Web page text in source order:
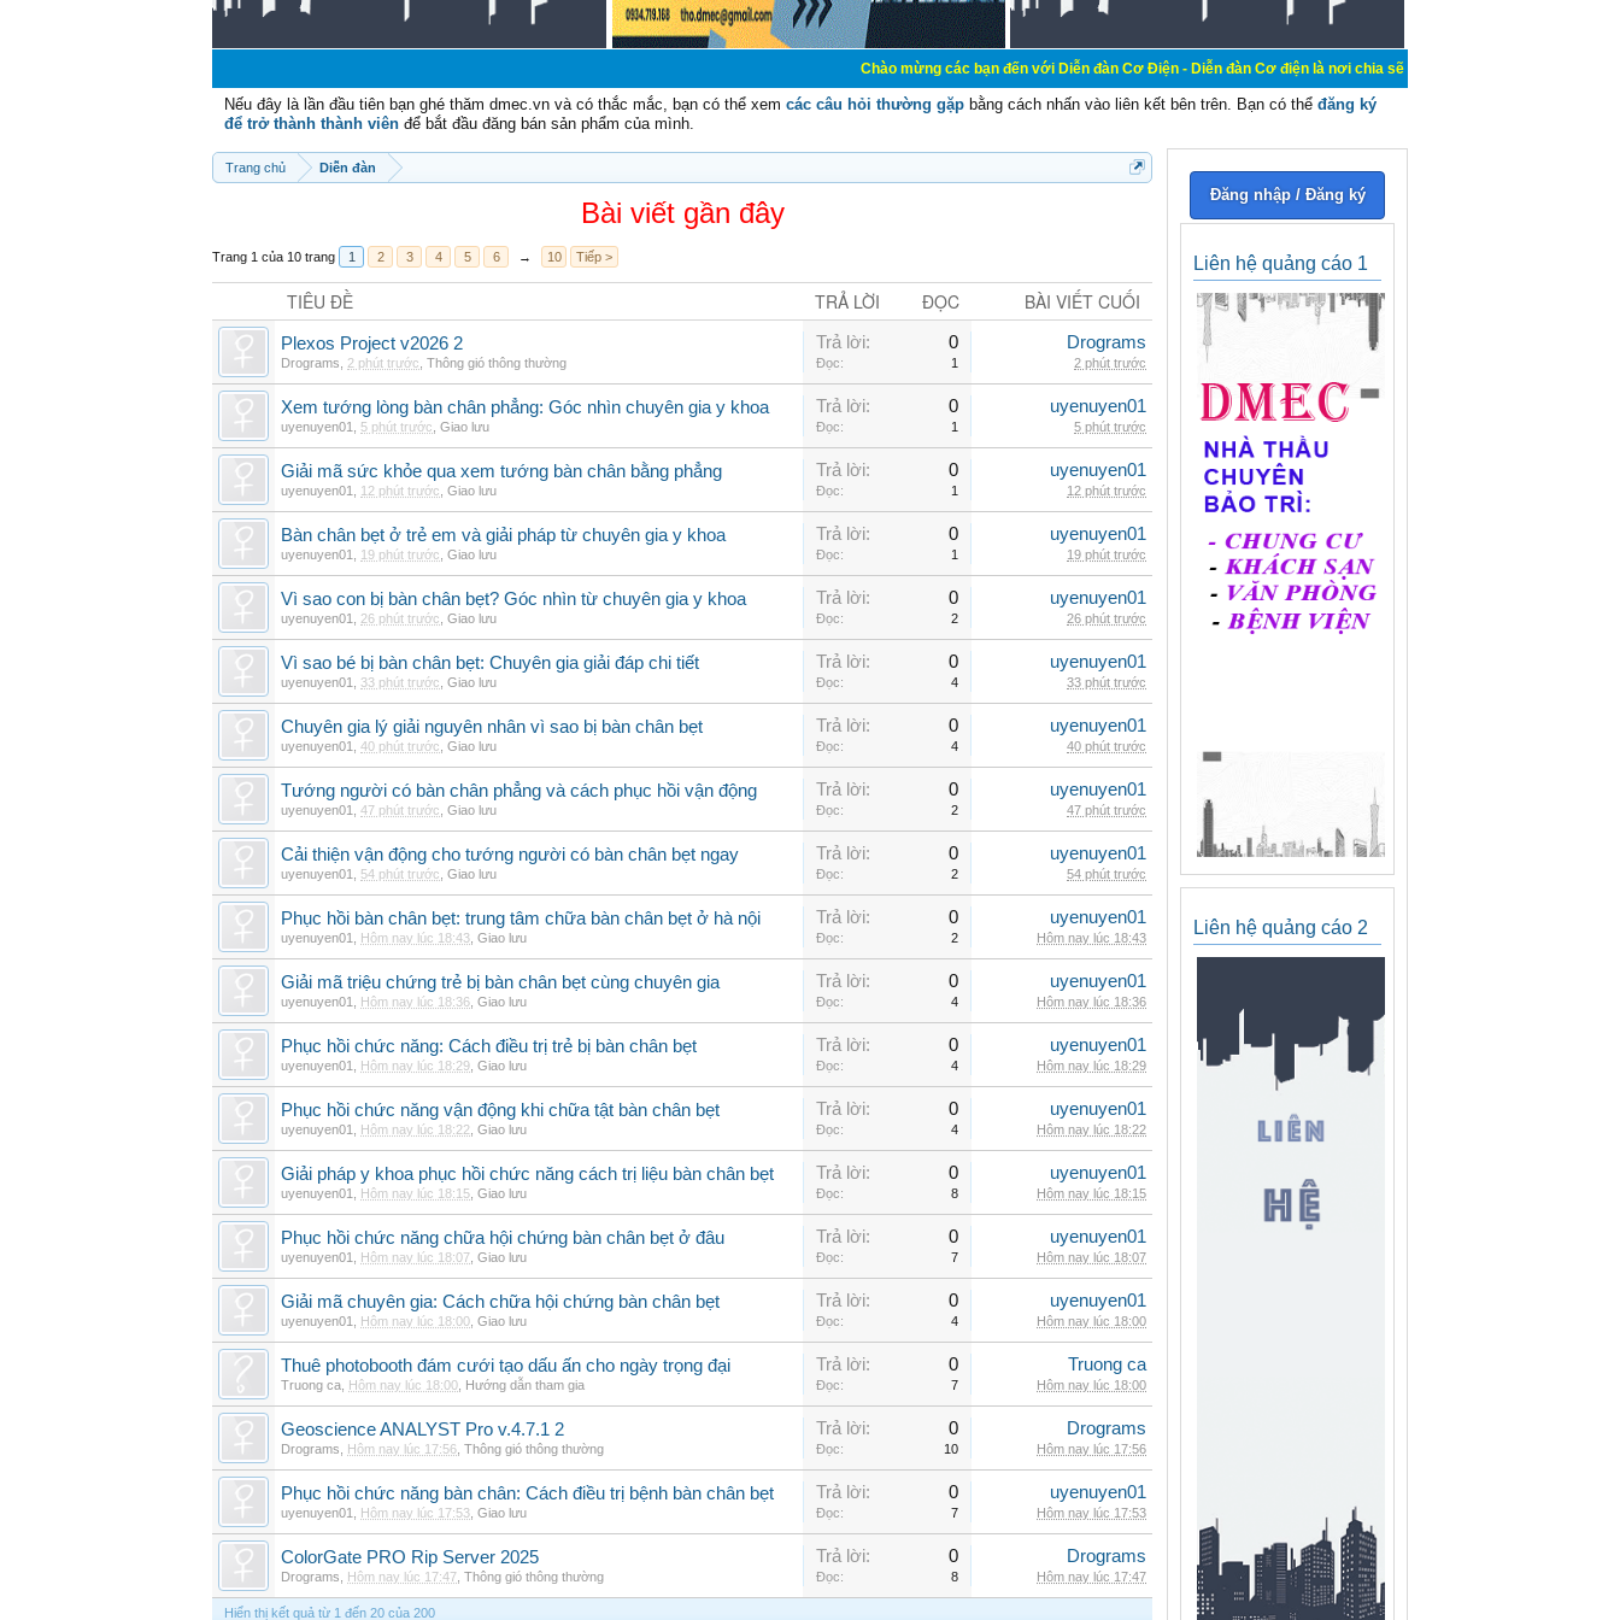
Chào mừng các bạn đến với Diễn đàn Cơ Điện - Diễn đàn Cơ điện là nơi chia sẽ kiến thức kinh nghiệm trong lãnh vực
Nếu đây là lần đầu tiên bạn ghé thăm dmec.vn và có thắc mắc, bạn có thể xem các câu hỏi thường gặp bằng cách nhấn vào liên kết bên trên. Bạn có thể đăng ký
để trở thành thành viên để bắt đầu đăng bán sản phẩm của mình.
Trang chủ Diễn đàn
Bài viết gần đây
Trang 1 của 10 trang 1 2 3 4 5 6 → 10 Tiếp >
TIÊU ĐỀ TRẢ LỜI ĐỌC BÀI VIẾT CUỐI
Plexos Project v2026 2
Drograms 2 phút trước Thông gió thông thường
Trả lời: 0
Đọc: 1
Drograms
2 phút trước
Xem tướng lòng bàn chân phẳng: Góc nhìn chuyên gia y khoa
uyenuyen01 5 phút trước Giao lưu
Trả lời: 0
Đọc: 1
uyenuyen01
5 phút trước
Giải mã sức khỏe qua xem tướng bàn chân bằng phẳng
uyenuyen01 12 phút trước Giao lưu
Trả lời: 0
Đọc: 1
uyenuyen01
12 phút trước
Bàn chân bẹt ở trẻ em và giải pháp từ chuyên gia y khoa
uyenuyen01 19 phút trước Giao lưu
Trả lời: 0
Đọc: 1
uyenuyen01
19 phút trước
Vì sao con bị bàn chân bẹt? Góc nhìn từ chuyên gia y khoa
uyenuyen01 26 phút trước Giao lưu
Trả lời: 0
Đọc: 2
uyenuyen01
26 phút trước
Vì sao bé bị bàn chân bẹt: Chuyên gia giải đáp chi tiết
uyenuyen01 33 phút trước Giao lưu
Trả lời: 0
Đọc: 4
uyenuyen01
33 phút trước
Chuyên gia lý giải nguyên nhân vì sao bị bàn chân bẹt
uyenuyen01 40 phút trước Giao lưu
Trả lời: 0
Đọc: 4
uyenuyen01
40 phút trước
Tướng người có bàn chân phẳng và cách phục hồi vận động
uyenuyen01 47 phút trước Giao lưu
Trả lời: 0
Đọc: 2
uyenuyen01
47 phút trước
Cải thiện vận động cho tướng người có bàn chân bẹt ngay
uyenuyen01 54 phút trước Giao lưu
Trả lời: 0
Đọc: 2
uyenuyen01
54 phút trước
Phục hồi bàn chân bẹt: trung tâm chữa bàn chân bẹt ở hà nội
uyenuyen01 Hôm nay lúc 18:43 Giao lưu
Trả lời: 0
Đọc: 2
uyenuyen01
Hôm nay lúc 18:43
Giải mã triệu chứng trẻ bị bàn chân bẹt cùng chuyên gia
uyenuyen01 Hôm nay lúc 18:36 Giao lưu
Trả lời: 0
Đọc: 4
uyenuyen01
Hôm nay lúc 18:36
Phục hồi chức năng: Cách điều trị trẻ bị bàn chân bẹt
uyenuyen01 Hôm nay lúc 18:29 Giao lưu
Trả lời: 0
Đọc: 4
uyenuyen01
Hôm nay lúc 18:29
Phục hồi chức năng vận động khi chữa tật bàn chân bẹt
uyenuyen01 Hôm nay lúc 18:22 Giao lưu
Trả lời: 0
Đọc: 4
uyenuyen01
Hôm nay lúc 18:22
Giải pháp y khoa phục hồi chức năng cách trị liệu bàn chân bẹt
uyenuyen01 Hôm nay lúc 18:15 Giao lưu
Trả lời: 0
Đọc: 8
uyenuyen01
Hôm nay lúc 18:15
Phục hồi chức năng chữa hội chứng bàn chân bẹt ở đâu
uyenuyen01 Hôm nay lúc 18:07 Giao lưu
Trả lời: 0
Đọc: 7
uyenuyen01
Hôm nay lúc 18:07
Giải mã chuyên gia: Cách chữa hội chứng bàn chân bẹt
uyenuyen01 Hôm nay lúc 18:00 Giao lưu
Trả lời: 0
Đọc: 4
uyenuyen01
Hôm nay lúc 18:00
Thuê photobooth đám cưới tạo dấu ấn cho ngày trọng đại
Truong ca Hôm nay lúc 18:00 Hướng dẫn tham gia
Trả lời: 0
Đọc: 7
Truong ca
Hôm nay lúc 18:00
Geoscience ANALYST Pro v.4.7.1 2
Drograms Hôm nay lúc 17:56 Thông gió thông thường
Trả lời: 0
Đọc: 10
Drograms
Hôm nay lúc 17:56
Phục hồi chức năng bàn chân: Cách điều trị bệnh bàn chân bẹt
uyenuyen01 Hôm nay lúc 17:53 Giao lưu
Trả lời: 0
Đọc: 7
uyenuyen01
Hôm nay lúc 17:53
ColorGate PRO Rip Server 2025
Drograms Hôm nay lúc 17:47 Thông gió thông thường
Trả lời: 0
Đọc: 8
Drograms
Hôm nay lúc 17:47
Hiển thị kết quả từ 1 đến 20 của 200
Đăng nhập / Đăng ký
Liên hệ quảng cáo 1
Liên hệ quảng cáo 2